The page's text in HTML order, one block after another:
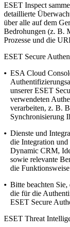
ESET Inspect
detaillierte
über alle auf dem
Bedrohungen (z. B.
Prozesse und die
ESET Secure
• ESA Cloud
unserer ESET
verwendeten
verarbeiten, z. B.
Synchronisierung
• Dienste und
die Integration
Dynamic CRM,
sowie relevante
die
• Bitte beachten
die für die
ESET Secure
ESET Threat